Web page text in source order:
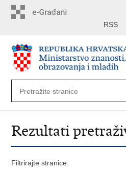
RSS
Rezultati
Filtrirajte stranice: